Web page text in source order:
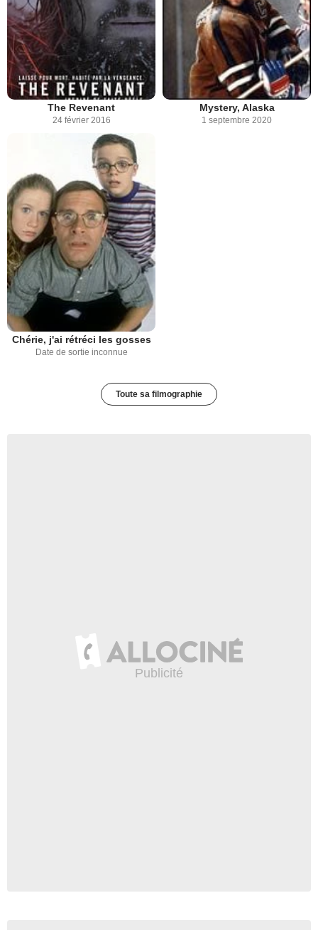
The Revenant
24 février 2016
Mystery, Alaska
1 septembre 2020
Chérie, j'ai rétréci les gosses
Date de sortie inconnue
Toute sa filmographie